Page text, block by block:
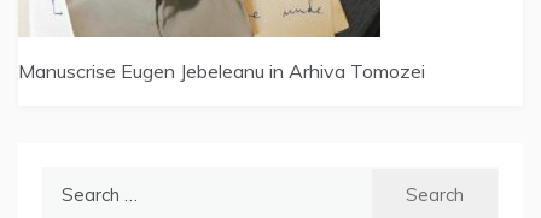
Manuscrise Eugen Jebeleanu in Arhiva Tomozei